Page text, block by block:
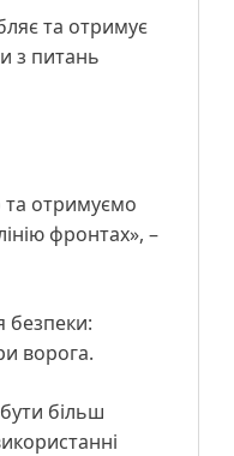
та отримує
з питань
та отримуємо
фронтах», –
безпеки:
ворога.
більш